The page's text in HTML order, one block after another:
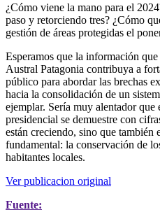
¿Cómo viene la mano para el
paso y retorciendo tres? ¿Cómo
gestión de áreas protegidas el
Esperamos que la información
Austral Patagonia contribuya a
público para abordar las brechas
hacia la consolidación de un
ejemplar. Sería muy alentador
presidencial se demuestre con
están creciendo, sino que también
fundamental: la conservación de
habitantes locales.
Ver publicacion original
Fuente: